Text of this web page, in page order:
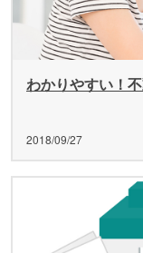
わかりやすい！
2018/09/27